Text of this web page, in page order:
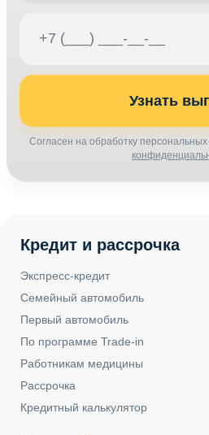
Узнать
Согласен на обработку
Кредит и рассрочка
Экспресс-кредит
Семейный автомобиль
Первый автомобиль
По программе Trade-in
Работникам медицины
Рассрочка
Кредитный калькулятор